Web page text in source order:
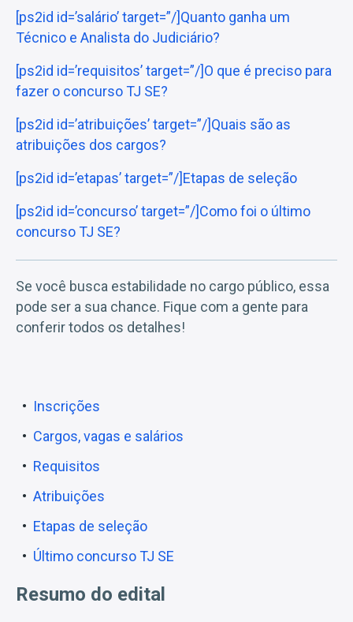
[ps2id id=’salário’ target=”/]Quanto ganha um
Técnico e Analista do Judiciário?
[ps2id id=’requisitos’ target=”/]O que é preciso para
fazer o concurso TJ SE?
[ps2id id=’atribuições’ target=”/]Quais são as
atribuições dos cargos?
[ps2id id=’etapas’ target=”/]Etapas de seleção
[ps2id id=’concurso’ target=”/]Como foi o último
concurso TJ SE?
Se você busca estabilidade no cargo público, essa
pode ser a sua chance. Fique com a gente para
conferir todos os detalhes!
Inscrições
Cargos, vagas e salários
Requisitos
Atribuições
Etapas de seleção
Último concurso TJ SE
Resumo do edital